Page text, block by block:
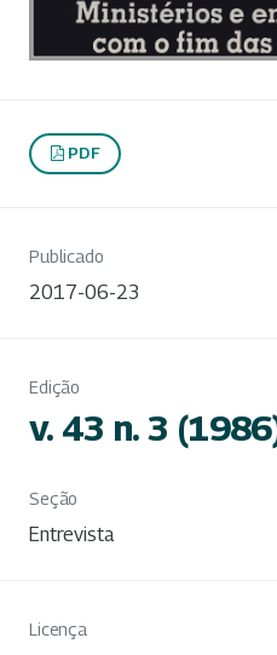
PDF
Publicado
2017-06-23
Edição
v. 43 n. 3
Seção
Entrevista
Licença